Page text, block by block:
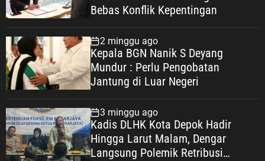
Bebas Konflik Kepentingan
2 minggu ago
Kepala BGN Nanik S Deyang
Mundur : Perlu Pengobatan
Jantung di Luar Negeri
3 minggu ago
Kadis DLHK Kota Depok Hadir
Hingga Larut Malam, Dengar
Langsung Polemik Retribusi